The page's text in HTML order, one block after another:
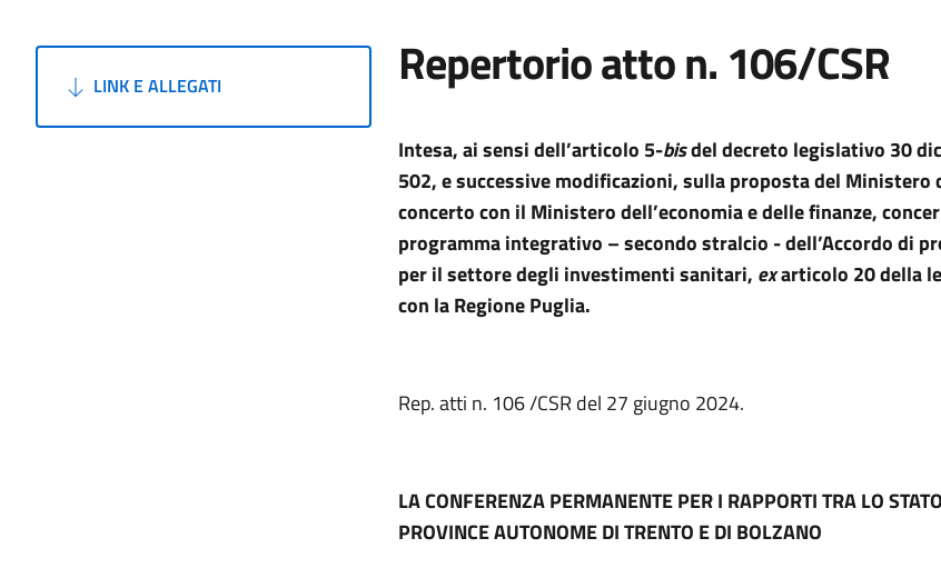
LINK E ALLEGATI Repertorio atto n. 106/CSR
Intesa, ai sensi dell’articolo 5-bisdel decreto legislativo 30
502, e successive modificazioni, sulla proposta del Ministero
concerto con il Ministero dell’economia e delle finanze,
programma integrativo – secondo stralcio - dell’Accordo di
per il settore degli investimenti sanitari, exarticolo 20 della
con la Regione Puglia.
Rep. atti n. 106 /CSR del 27 giugno 2024.
LA CONFERENZA PERMANENTE PER I RAPPORTI TRA LO
PROVINCE AUTONOME DI TRENTO E DI BOLZANO